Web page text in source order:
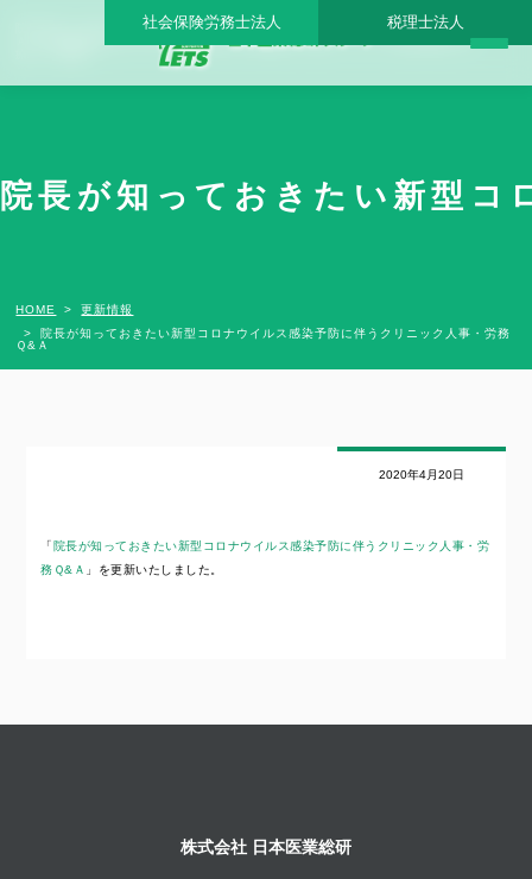
院長が知っておきたい新型コロナウイルス感染予防に伴うクリニック人事・労務Ｑ&
Ａ - 日本医業総研グループ |日本医業総研｜医院開業・承継・クリニック経営支援・医
社会保険労務士法人 税理士法人
院長が知っておきたい新型
HOME
更新情報
院長が知っておきたい新型コロナウイルス感染予防に伴うクリニック人事・労務
Ｑ&Ａ
2020年4月20日
「院長が知っておきたい新型コロナウイルス感染予防に伴うクリニック人事・労
務Ｑ&Ａ 」を更新いたしました。
株式会社 日本医業総研